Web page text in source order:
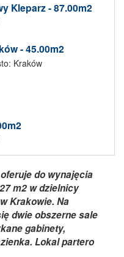
Kleparz - 87.00m2
- 45.00m2
Kraków
do wynajęcia
m2 w dzielnicy
Krakowie. Na
dwie obszerne sale
gabinety,
Lokal partero